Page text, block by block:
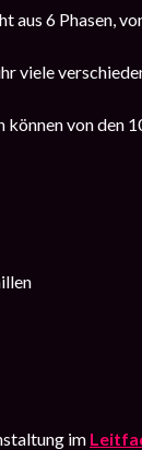
aus 6 Phasen,
viele
von den
im